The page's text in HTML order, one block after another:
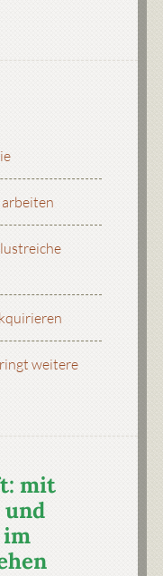
weitere
mit
und